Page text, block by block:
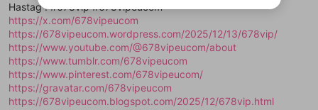
Hastag : #678vip #678vipeucom
https://x.com/678vipeucom
https://678vipeucom.wordpress.com/2025/12/13/678vip/
https://www.youtube.com/@678vipeucom/about
https://www.tumblr.com/678vipeucom
https://www.pinterest.com/678vipeucom/
https://gravatar.com/678vipeucom
https://678vipeucom.blogspot.com/2025/12/678vip.html
ファンレターを作成
ることができます。
動画プレイリストを選択
閉じる
mellow-fanの利用規約
サービスとのID連携に関する同意事項に同意頂いた上
で、次にお進みください
アカウント作成
mellow-fanからのお得な情報をメールで受
け取る
mellow-fanの利用規約
サービスとのID連携に関する同意事項に同意頂いた上
で、次にお進みください
登録
あとで登録
出会いを誘導する行為
ねずみ講やマルチ商法
誤解を招く配信設定
ゲームの録画禁止区域の配信
閉じる
します。
外部サービスとのID連携に関する同意事項
Discordとは？ Discordに参加する